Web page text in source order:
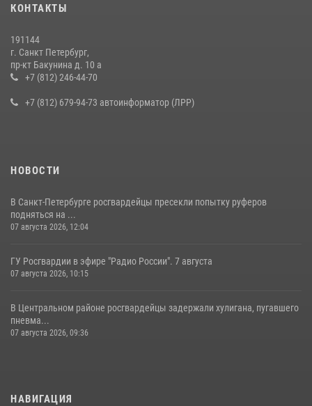
КОНТАКТЫ
191144
г. Санкт Петербург,
пр-кт Бакунина д. 10 а
+7 (812) 246-44-70
+7 (812) 679-94-73 автоинформатор (ЛРР)
НОВОСТИ
В Санкт-Петербурге росгвардейцы пресекли попытку руферов
подняться на ...
07 августа 2026, 12:04
ГУ Росгвардии в эфире "Радио России". 7 августа
07 августа 2026, 10:15
В Центральном районе росгвардейцы задержали хулигана, пугавшего
пневма...
07 августа 2026, 09:36
НАВИГАЦИЯ